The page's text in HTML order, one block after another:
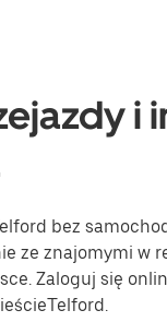
i
bez
ze znajomymi w
Zaloguj się